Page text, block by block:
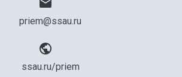
priem@ssau.ru
ssau.ru/priem